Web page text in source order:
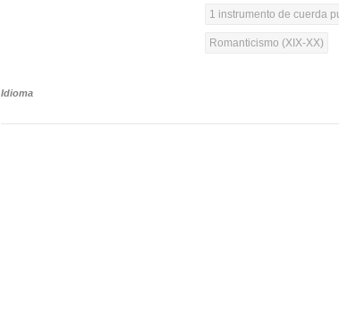
1 instrumento de cuerda
Romanticismo (XIX-XX)
Idioma